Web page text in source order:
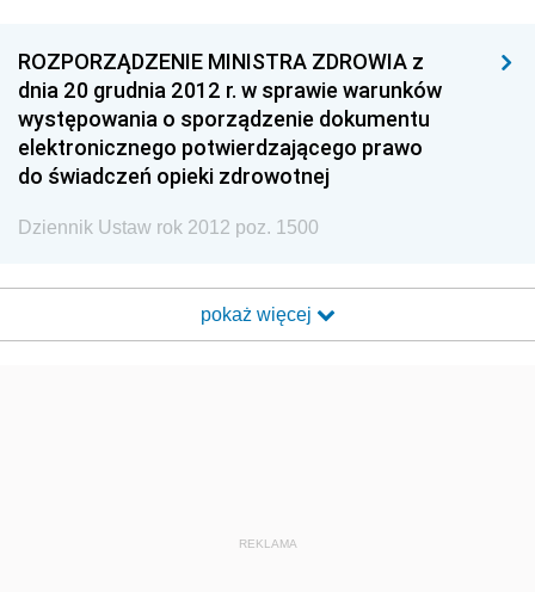
ROZPORZĄDZENIE MINISTRA ZDROWIA z
dnia 20 grudnia 2012 r. w sprawie warunków
występowania o sporządzenie dokumentu
elektronicznego potwierdzającego prawo
do świadczeń opieki zdrowotnej
Dziennik Ustaw rok 2012 poz. 1500
pokaż więcej
REKLAMA